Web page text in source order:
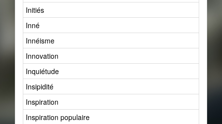
Initiés
Inné
Innéisme
Innovation
Inquiétude
Insipidité
Inspiration
Inspiration populaire